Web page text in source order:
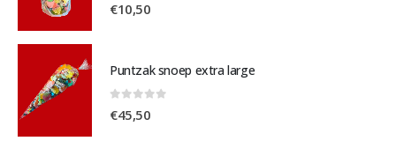
€10,50
Puntzak snoep extra large
€45,50